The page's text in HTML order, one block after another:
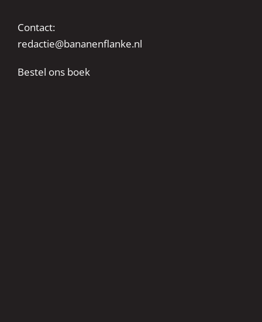
Contact:
redactie@bananenflanke.nl
Bestel ons boek